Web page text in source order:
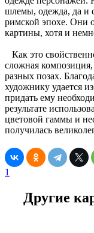
шлемы, одежда, да и
римской эпохе. Они
картины, хотя и
Как это
сложная композиция,
разных позах.
художнику удается
придать ему
результате
цветовой гаммы и
получилась
1
Другие